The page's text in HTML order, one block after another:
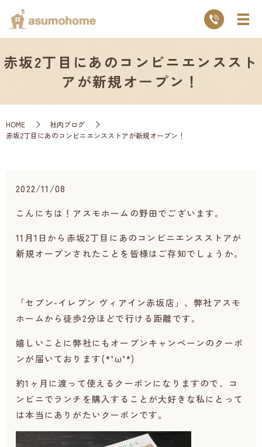
赤坂2丁目にあのコンビニエンススト
アが新規オープン！
HOME
社内ブログ
赤坂2丁目にあのコンビニエンスストアが新規オープン！
2022/11/08
こんにちは！アスモホームの野田でございます。
11月1日から赤坂2丁目にあのコンビニエンスストアが
新規オープンされたことを皆様はご存知でしょうか。
「セブン-イレブン ヴィアイン赤坂店」、弊社アスモ
ホームから徒歩2分ほどで行ける距離です。
嬉しいことに弊社にもオープンキャンペーンのクーポ
ンが届いております(*’ω’*)
約1ヶ月に渡って使えるクーポンになりますので、コ
ンビニでランチを購入することが大好きな私にとって
は本当にありがたいクーポンです。